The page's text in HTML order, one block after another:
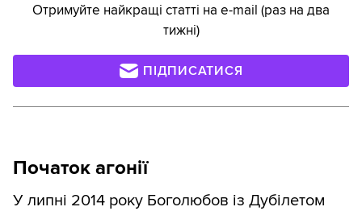
Отримуйте найкращі статті на e-mail (раз на два
тижні)
ПІДПИСАТИСЯ
Початок агонії
У липні 2014 року Боголюбов із Дубілетом